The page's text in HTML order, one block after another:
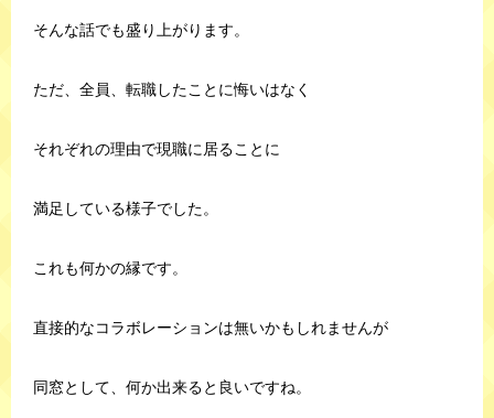
そんな話でも盛り上がります。
ただ、全員、転職したことに悔いはなく
それぞれの理由で現職に居ることに
満足している様子でした。
これも何かの縁です。
直接的なコラボレーションは無いかもしれませんが
同窓として、何か出来ると良いですね。